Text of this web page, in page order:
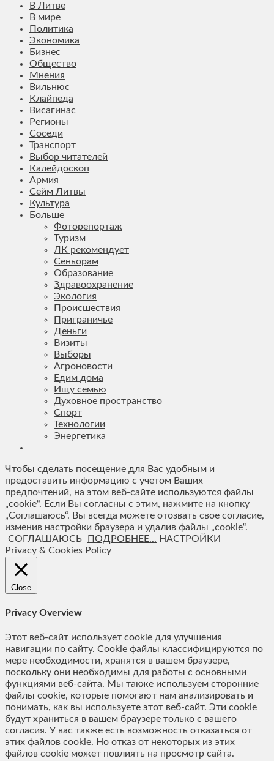
В Литве
В мире
Политика
Экономика
Бизнес
Общество
Мнения
Вильнюс
Клайпеда
Висагинас
Регионы
Соседи
Транспорт
Выбор читателей
Калейдоскоп
Армия
Сейм Литвы
Культура
Больше
Фоторепортаж
Туризм
ЛК рекомендует
Сеньорам
Образование
Здравоохранение
Экология
Происшествия
Приграничье
Деньги
Визиты
Выборы
Агроновости
Едим дома
Ищу семью
Духовное пространство
Спорт
Технологии
Энергетика
Чтобы сделать посещение для Вас удобным и
предоставить информацию с учетом Ваших
предпочтений, на этом веб-сайте используются файлы
„cookie“. Если Вы согласны с этим, нажмите на кнопку
„Соглашаюсь“. Вы всегда можете отозвать свое согласие,
изменив настройки браузера и удалив файлы „cookie“.
СОГЛАШАЮСЬ
ПОДРОБНЕЕ... НАСТРОЙКИ
Privacy & Cookies Policy
Close
Privacy Overview
Этот веб-сайт использует cookie для улучшения
навигации по сайту. Сookie файлы классифицируются по
мере необходимости, хранятся в вашем браузере,
поскольку они необходимы для работы с основными
функциями веб-сайта. Мы также используем сторонние
файлы cookie, которые помогают нам анализировать и
понимать, как вы используете этот веб-сайт. Эти cookie
будут храниться в вашем браузере только с вашего
согласия. У вас также есть возможность отказаться от
этих файлов cookie. Но отказ от некоторых из этих
файлов cookie может повлиять на просмотр сайта.